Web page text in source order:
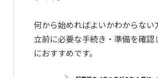
何から始めればよいかわからない
立前に必要な手続き・準備を確認
におすすめです。